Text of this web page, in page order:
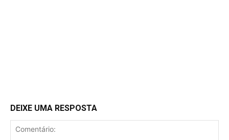
DEIXE UMA RESPOSTA